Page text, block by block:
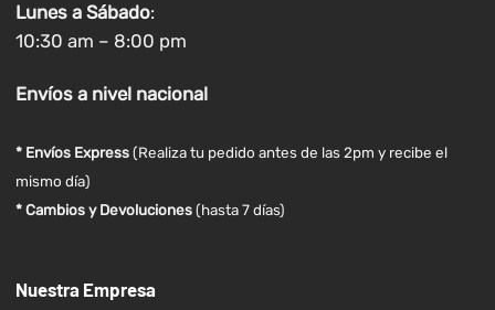
Lunes a Sábado:
10:30 am – 8:00 pm
Envíosa nivel nacional
* Envíos Express(Realiza tu pedido antes de las 2pm y recibe el
mismo día)
* Cambios y Devoluciones (hasta 7 días)
Nuestra Empresa